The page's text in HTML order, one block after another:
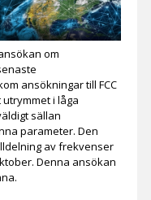
om
ansökningar till FCC
utrymmet i låga
sällan
parameter. Den
av frekvenser
Denna ansökan